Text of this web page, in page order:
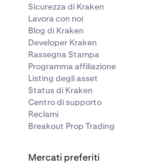
Sicurezza di Kraken
Lavora con noi
Blog di Kraken
Developer Kraken
Rassegna Stampa
Programma affiliazione
Listing degli asset
Status di Kraken
Centro di supporto
Reclami
Breakout Prop Trading
Mercati preferiti